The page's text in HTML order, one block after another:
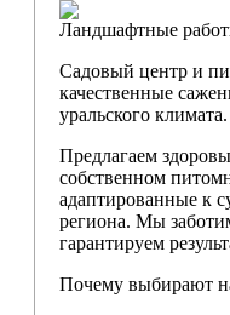
Ландшафтные
Садовый центр и
качественные
уральского климата.
Предлагаем
собственном
адаптированные к
региона. Мы
гарантируем
Почему выбирают